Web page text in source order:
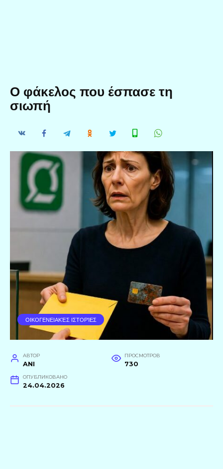
Ο φάκελος που έσπασε τη
σιωπή
ΟΙΚΟΓΕΝΕΙΑΚΈΣ ΙΣΤΟΡΊΕΣ
АВТОР
ANI
ПРОСМОТРОВ
730
ОПУБЛИКОВАНО
24.04.2026